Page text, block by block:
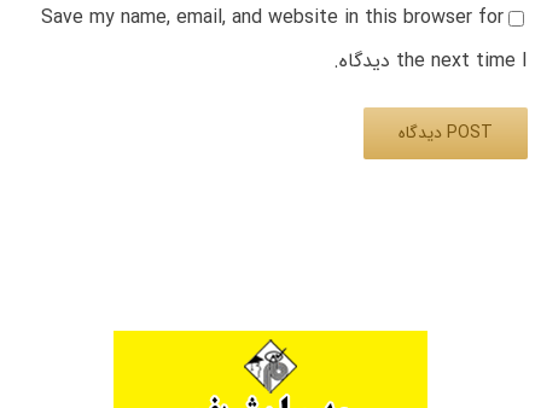
Save my name, email, and website in this browser for
the next time I دیدگاه.